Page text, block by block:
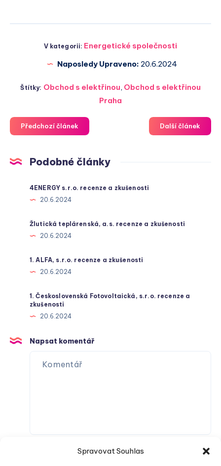
Spravovat Souhlas
V kategorii: Energetické společnosti
Naposledy Upraveno: 20.6.2024
Štítky: Obchod s elektřinou, Obchod s elektřinou
Praha
Předchozí článek Další článek
Podobné články
4ENERGY s.r.o. recenze a zkušenosti
20.6.2024
Žlutická teplárenská, a.s. recenze a zkušenosti
20.6.2024
1. ALFA, s.r.o. recenze a zkušenosti
20.6.2024
1. Československá Fotovoltaická, s.r.o. recenze a
zkušenosti
20.6.2024
Napsat komentář